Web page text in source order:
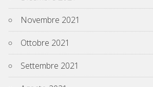
Novembre 2021
Ottobre 2021
Settembre 2021